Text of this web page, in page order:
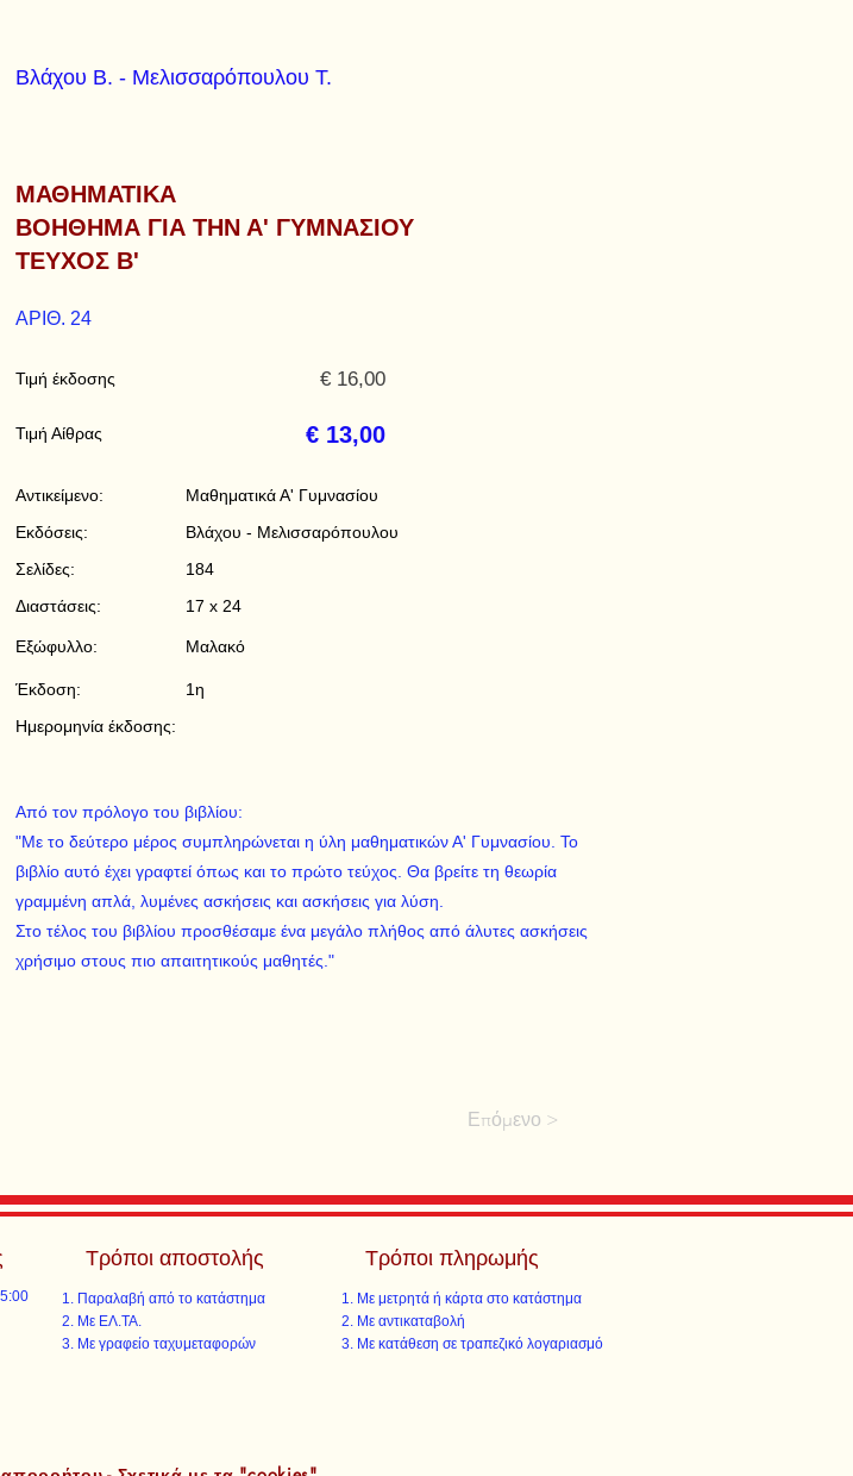
Βλάχου Β. - Μελισσαρόπουλου Τ.
ΜΑΘΗΜΑΤΙΚΑ
ΒΟΗΘΗΜΑ ΓΙΑ ΤΗΝ Α' ΓΥΜΝΑΣΙΟΥ
ΤΕΥΧΟΣ Β'
ΑΡΙΘ. 24
Τιμή έκδοσης
Τιμή Αίθρας
€ 16,00
€ 13,00
Αντικείμενο:
Μαθηματικά Α' Γυμνασίου
Εκδόσεις:
Βλάχου - Μελισσαρόπουλου
Σελίδες:
184
Διαστάσεις:
17 x 24
Εξώφυλλο: Μαλακό
Έκδοση:
1η
Ημερομηνία έκδοσης:
Από τον πρόλογο του βιβλίου:
"Με το δεύτερο μέρος συμπληρώνεται η ύλη μαθηματικών Α' Γυμνασίου. Το
βιβλίο αυτό έχει γραφτεί όπως και το πρώτο τεύχος. Θα βρείτε τη θεωρία
γραμμένη απλά, λυμένες ασκήσεις και ασκήσεις για λύση.
Στο τέλος του βιβλίου προσθέσαμε ένα μεγάλο πλήθος από άλυτες ασκήσεις
χρήσιμο στους πιο απαιτητικούς μαθητές."
Επόμενο >
Τρόποι αποστολής
Παραλαβή από το κατάστημα
Με ΕΛ.ΤΑ.​​
Με γραφείο ταχυμεταφορών​
Τρόποι πληρωμής
Με μετρητά ή κάρτα στο κατάστημα
Με αντικαταβολή
Με κατάθεση σε τραπεζικό λογαριασμό